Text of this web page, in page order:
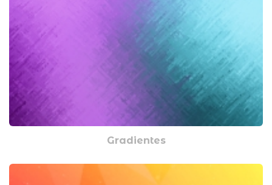
Gradientes